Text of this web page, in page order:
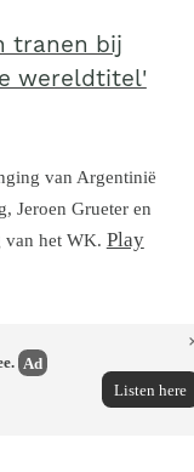
tranen bij
wereldtitel'
van Argentinië
Jeroen Grueter en
van het WK. Play
Ad
Listen here